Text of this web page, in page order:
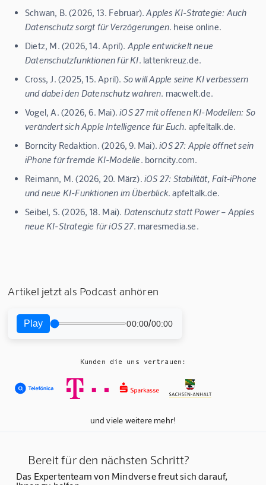
Schwan, B. (2026, 13. Februar).Apples KI-Strategie: Auch
Datenschutz sorgt für Verzögerungen. heise online.
Dietz, M. (2026, 14. April). Apple entwickelt neue
Datenschutzfunktionen für KI. lattenkreuz.de.
Cross, J. (2025, 15. April). So will Apple seine KI verbessern
und dabei den Datenschutz wahren. macwelt.de.
Vogel, A. (2026, 6. Mai).iOS 27 mit offenen KI-Modellen: So
verändert sich Apple Intelligence für Euch. apfeltalk.de.
Borncity Redaktion. (2026, 9. Mai).iOS 27: Apple öffnet sein
iPhone für fremde KI-Modelle. borncity.com.
Reimann, M. (2026, 20. März). iOS 27: Stabilität, Falt‑iPhone
und neue KI-Funktionen im Überblick. apfeltalk.de.
Seibel, S. (2026, 18. Mai). Datenschutz statt Power – Apples
neue KI-Strategie für iOS 27. maresmedia.se.
Artikel jetzt als Podcast anhören
Play 00:00/00:00
Kunden die uns vertrauen:
und viele weitere mehr!
Bereit für den nächsten Schritt?
Das Expertenteam von Mindverse freut sich darauf,